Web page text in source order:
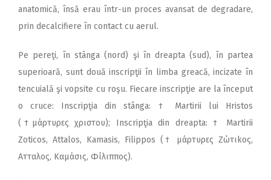
anatomică, însă erau într-un proces avansat de degradare,
prin decalcifiere în contact cu aerul.
Pe pereţi, în stânga (nord) şi în dreapta (sud), în partea
superioară, sunt două inscripţii în limba greacă, incizate în
tencuială şi vopsite cu roşu. Fiecare inscripţie are la început
o cruce: Inscripţia din stânga: † Martirii lui Hristos
(†μάρτυρες χριστου); Inscripţia din dreapta: † Martirii
Zoticos, Attalos, Kamasis, Filippos († μάρτυρες Ζώτιkος,
Аτταλος, Καμάσις, Φίλιππος).